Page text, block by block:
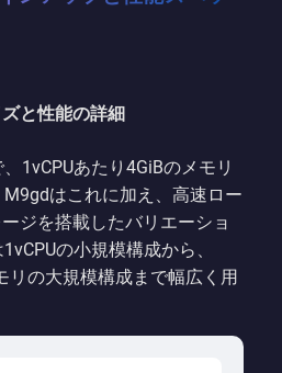
と性能の詳細
1vCPUあたり4GiBのメモリ
はこれに加え、高速ロー
ジを搭載したバリエーショ
の小規模構成から、
リの大規模構成まで幅広く用